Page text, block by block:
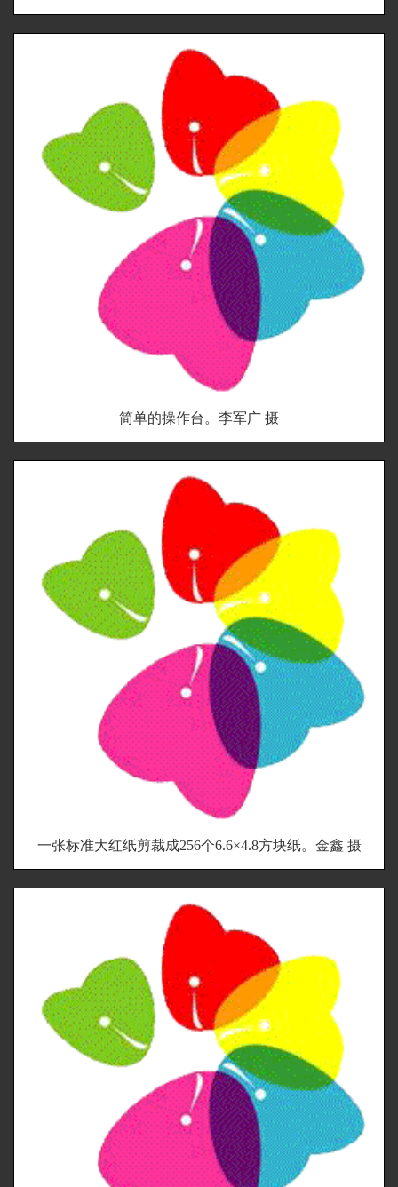
简单的操作台。李军广 摄
一张标准大红纸剪裁成256个6.6×4.8方块纸。金鑫 摄